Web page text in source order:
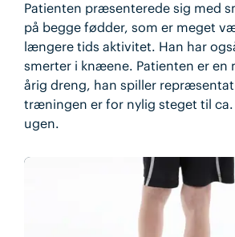
Patienten præsenterede sig med
på begge fødder, som er meget
længere tids aktivitet. Han har
smerter i knæene. Patienten er en
årig dreng, han spiller
træningen er for nylig steget til
ugen.